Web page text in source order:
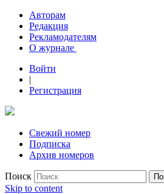
Авторам
Редакция
Рекламодателям
О журнале
Войти
|
Регистрация
Свежий номер
Подписка
Архив номеров
Поиск
Skip to content